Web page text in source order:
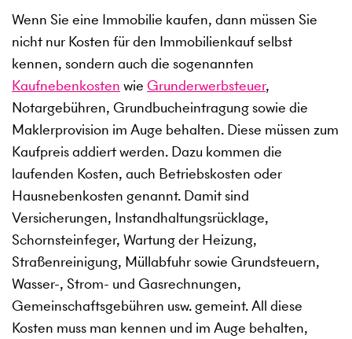
Wenn Sie eine Immobilie kaufen, dann müssen Sie
nicht nur Kosten für den Immobilienkauf selbst
kennen, sondern auch die sogenannten
Kaufnebenkosten wie Grunderwerbsteuer,
Notargebühren, Grundbucheintragung sowie die
Maklerprovision im Auge behalten. Diese müssen zum
Kaufpreis addiert werden. Dazu kommen die
laufenden Kosten, auch Betriebskosten oder
Hausnebenkosten genannt. Damit sind
Versicherungen, Instandhaltungsrücklage,
Schornsteinfeger, Wartung der Heizung,
Straßenreinigung, Müllabfuhr sowie Grundsteuern,
Wasser-, Strom- und Gasrechnungen,
Gemeinschaftsgebühren usw. gemeint. All diese
Kosten muss man kennen und im Auge behalten,